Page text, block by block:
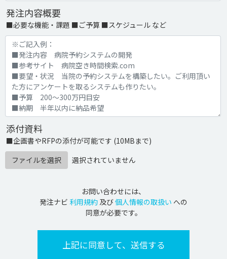
発注内容概要
■必要な機能・課題 ■ご予算 ■スケジュール など
添付資料
■企画書やRFPの添付が可能です (10MBまで)
ファイルを選択
選択されていません
お問い合わせには、
発注ナビ 利用規約 及び個人情報の取扱い への
同意が必要です。